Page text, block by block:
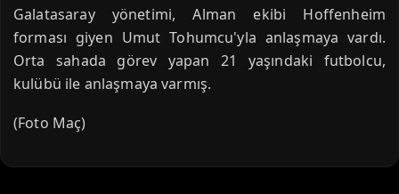
Galatasaray yönetimi, Alman ekibi Hoffenheim
forması giyen Umut Tohumcu'yla anlaşmaya vardı.
Orta sahada görev yapan 21 yaşındaki futbolcu,
kulübü ile anlaşmaya varmış.
(Foto Maç)